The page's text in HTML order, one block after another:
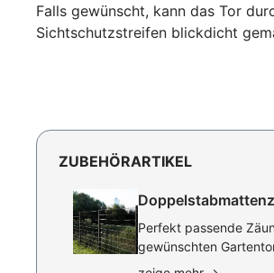
Falls gewünscht, kann das Tor
Sichtschutzstreifen blickdicht
ZUBEHÖRARTIKEL
Perfekt passende
gewünschten